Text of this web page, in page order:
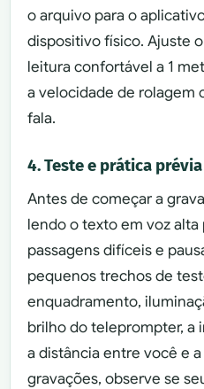
o arquivo para o
dispositivo físico. Ajuste
leitura confortável a 1
a velocidade de rolagem
fala.
4. Teste e prática prévia
Antes de começar a
lendo o texto em voz
passagens difíceis e
pequenos trechos de
enquadramento,
brilho do teleprompter, a
a distância entre você e
gravações, observe se